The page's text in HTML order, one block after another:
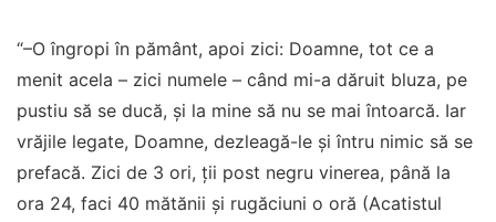
“–O îngropi în pământ, apoi zici: Doamne, tot ce a
menit acela – zici numele – când mi-a dăruit bluza, pe
pustiu să se ducă, și la mine să nu se mai întoarcă. Iar
vrăjile legate, Doamne, dezleagă-le și întru nimic să se
prefacă. Zici de 3 ori, ții post negru vinerea, până la
ora 24, faci 40 mătănii și rugăciuni o oră (Acatistul